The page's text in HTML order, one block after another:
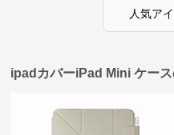
人気ア
ipadカバーiPad Mini ケー